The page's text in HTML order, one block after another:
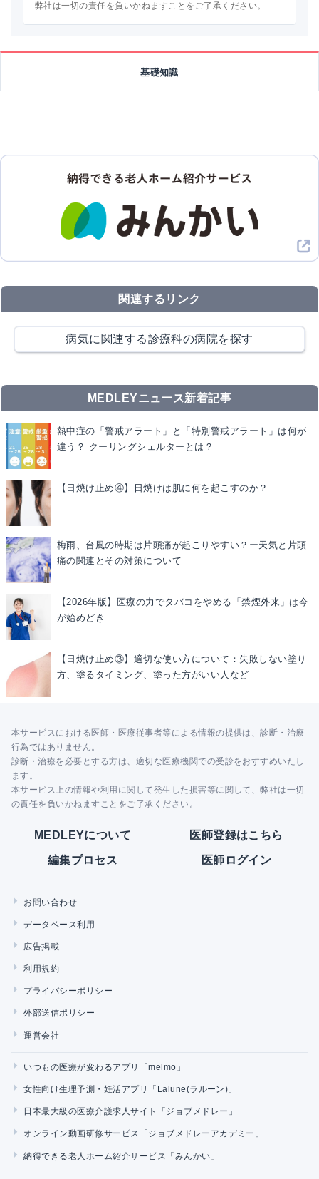
弊社は一切の責任を負いかねますことをご了承ください。
基礎知識
関連するリンク
病気に関連する診療科の病院を探す
MEDLEYニュース新着記事
熱中症の「警戒アラート」と「特別警戒アラート」は何が
違う？ クーリングシェルターとは？
【日焼け止め④】日焼けは肌に何を起こすのか？
梅雨、台風の時期は片頭痛が起こりやすい？ー天気と片頭
痛の関連とその対策について
【2026年版】医療の力でタバコをやめる「禁煙外来」は今
が始めどき
【日焼け止め③】適切な使い方について：失敗しない塗り
方、塗るタイミング、塗った方がいい人など
本サービスにおける医師・医療従事者等による情報の提供は、診断・治療
行為ではありません。
診断・治療を必要とする方は、適切な医療機関での受診をおすすめいたし
ます。
本サービス上の情報や利用に関して発生した損害等に関して、弊社は一切
の責任を負いかねますことをご了承ください。
MEDLEYについて 医師登録はこちら
編集プロセス 医師ログイン
お問い合わせ
データベース利用
広告掲載
利用規約
プライバシーポリシー
外部送信ポリシー
運営会社
いつもの医療が変わるアプリ「melmo」
女性向け生理予測・妊活アプリ「Lalune(ラルーン)」
日本最大級の医療介護求人サイト「ジョブメドレー」
オンライン動画研修サービス「ジョブメドレーアカデミー」
納得できる老人ホーム紹介サービス「みんかい」